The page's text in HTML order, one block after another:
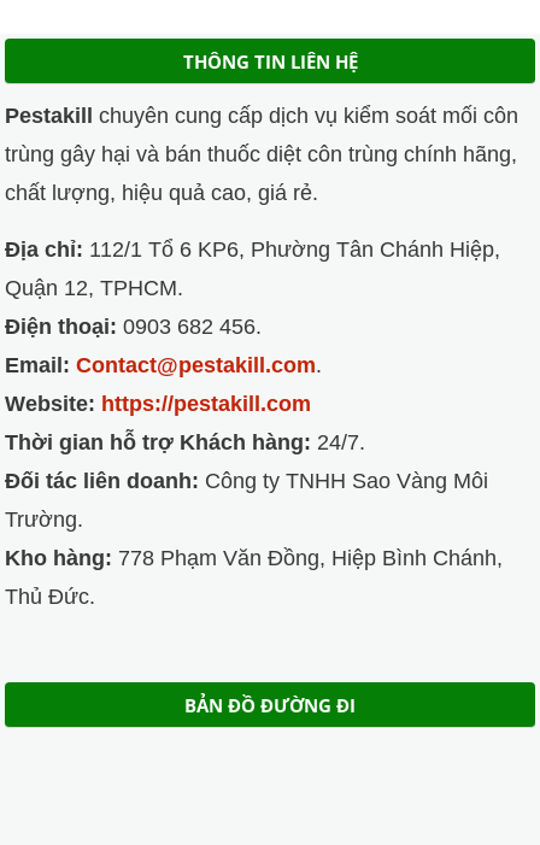
THÔNG TIN LIÊN HỆ
Pestakill
chuyên cung cấp dịch vụ kiểm soát mối côn
trùng gây hại và bán thuốc diệt côn trùng chính hãng,
chất lượng, hiệu quả cao, giá rẻ.
Địa chỉ: 112/1 Tổ 6 KP6, Phường Tân Chánh Hiệp,
Quận 12, TPHCM.
Điện thoại: 0903 682 456.
Email: Contact@pestakill.com.
Website: https://pestakill.com
Thời gian hỗ trợ Khách hàng: 24/7.
Đối tác liên doanh: Công ty TNHH Sao Vàng Môi
Trường.
Kho hàng: 778 Phạm Văn Đồng, Hiệp Bình Chánh,
Thủ Đức.
BẢN ĐỒ ĐƯỜNG ĐI